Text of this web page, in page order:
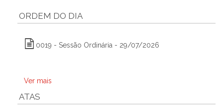
ORDEM DO DIA
0019 - Sessão Ordinária - 29/07/2026
Ver mais
ATAS